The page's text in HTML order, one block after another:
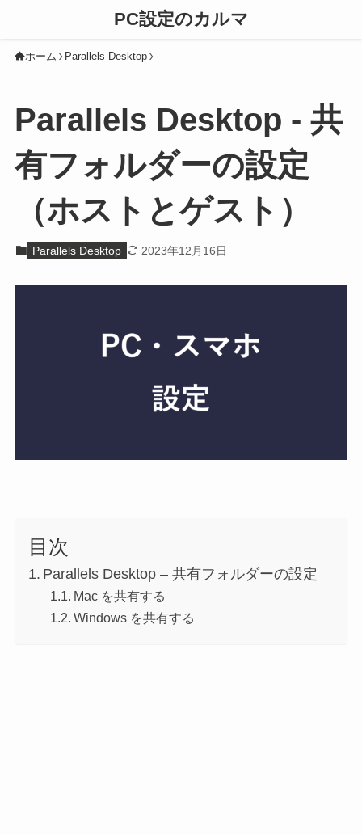
PC設定のカルマ
ホーム Parallels Desktop
Parallels Desktop - 共
有フォルダーの設定
（ホストとゲスト）
Parallels Desktop 2023年12月16日
目次
Parallels Desktop – 共有フォルダーの設定
Mac を共有する
Windows を共有する